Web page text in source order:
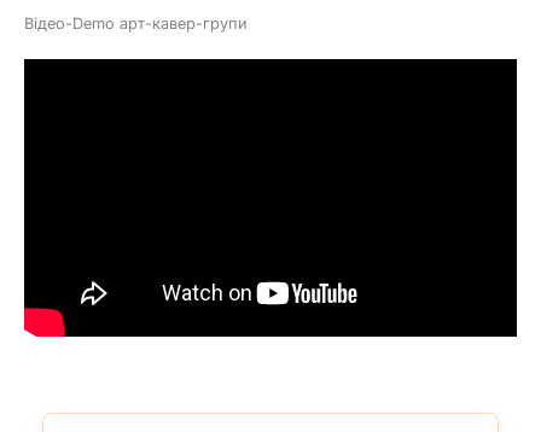
Відео-Demo арт-кавер-групи